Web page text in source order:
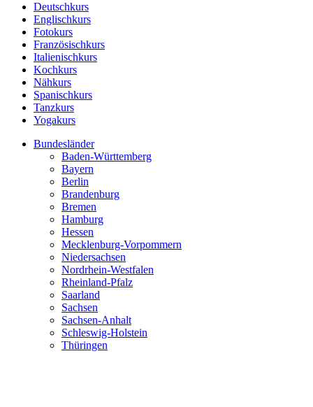
Deutschkurs
Englischkurs
Fotokurs
Französischkurs
Italienischkurs
Kochkurs
Nähkurs
Spanischkurs
Tanzkurs
Yogakurs
Bundesländer
Baden-Württemberg
Bayern
Berlin
Brandenburg
Bremen
Hamburg
Hessen
Mecklenburg-Vorpommern
Niedersachsen
Nordrhein-Westfalen
Rheinland-Pfalz
Saarland
Sachsen
Sachsen-Anhalt
Schleswig-Holstein
Thüringen